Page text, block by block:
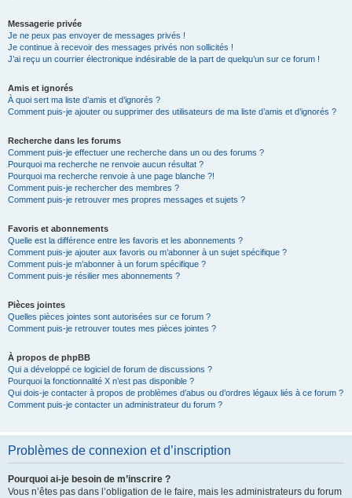
Messagerie privée
Je ne peux pas envoyer de messages privés !
Je continue à recevoir des messages privés non sollicités !
J’ai reçu un courrier électronique indésirable de la part de quelqu’un sur ce forum !
Amis et ignorés
À quoi sert ma liste d’amis et d’ignorés ?
Comment puis-je ajouter ou supprimer des utilisateurs de ma liste d’amis et d’ignorés ?
Recherche dans les forums
Comment puis-je effectuer une recherche dans un ou des forums ?
Pourquoi ma recherche ne renvoie aucun résultat ?
Pourquoi ma recherche renvoie à une page blanche ?!
Comment puis-je rechercher des membres ?
Comment puis-je retrouver mes propres messages et sujets ?
Favoris et abonnements
Quelle est la différence entre les favoris et les abonnements ?
Comment puis-je ajouter aux favoris ou m’abonner à un sujet spécifique ?
Comment puis-je m’abonner à un forum spécifique ?
Comment puis-je résilier mes abonnements ?
Pièces jointes
Quelles pièces jointes sont autorisées sur ce forum ?
Comment puis-je retrouver toutes mes pièces jointes ?
À propos de phpBB
Qui a développé ce logiciel de forum de discussions ?
Pourquoi la fonctionnalité X n’est pas disponible ?
Qui dois-je contacter à propos de problèmes d’abus ou d’ordres légaux liés à ce forum ?
Comment puis-je contacter un administrateur du forum ?
Problèmes de connexion et d’inscription
Pourquoi ai-je besoin de m’inscrire ?
Vous n’êtes pas dans l’obligation de le faire, mais les administrateurs du forum